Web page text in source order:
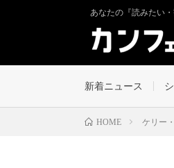
あなたの『読みたい
新着ニュース
HOME ケリー